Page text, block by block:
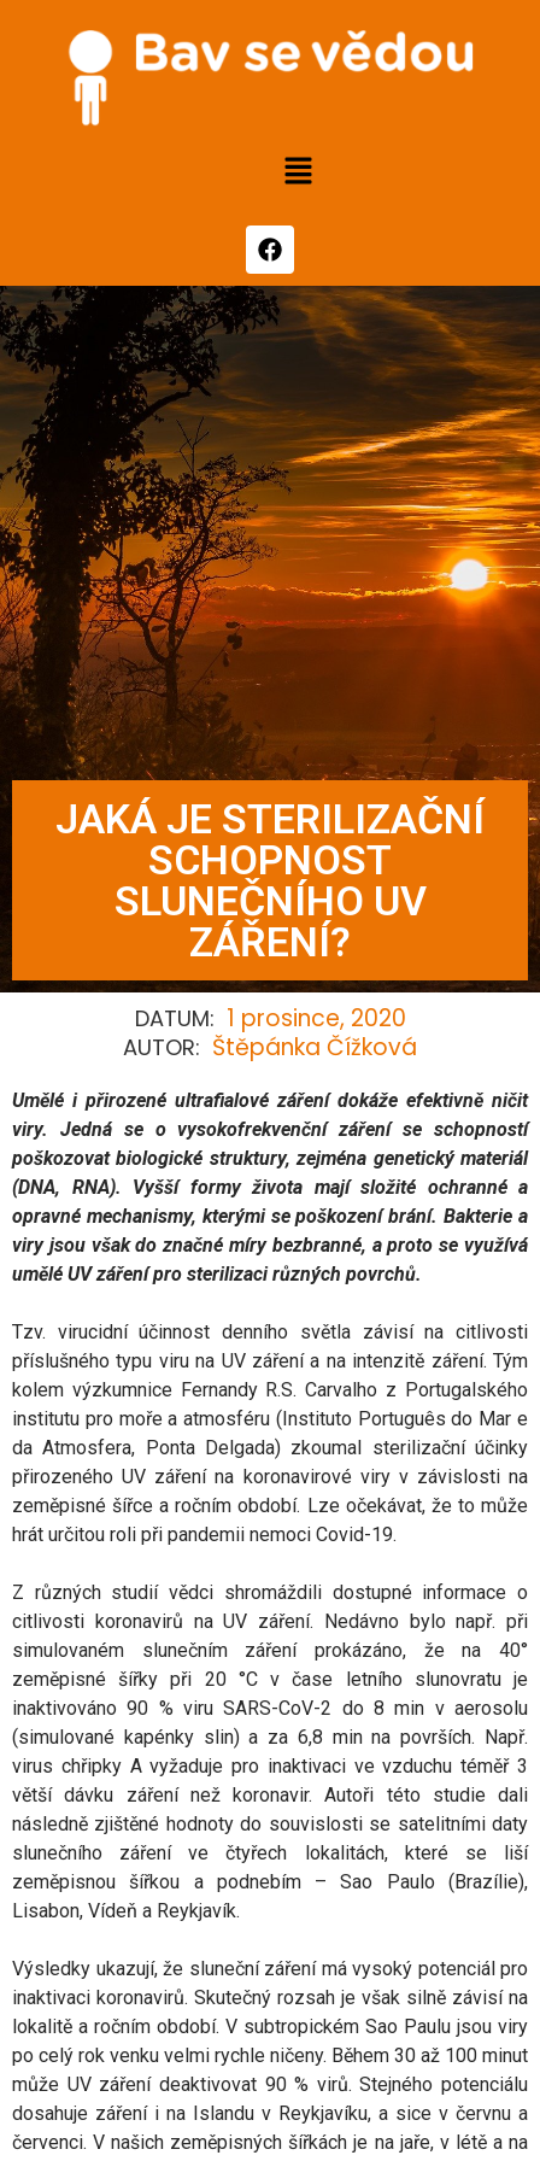
JAKÁ JE STERILIZAČNÍ
SCHOPNOST
SLUNEČNÍHO UV
ZÁŘENÍ?
DATUM: 1 prosince, 2020
AUTOR: Štěpánka Čížková
Umělé i přirozené ultrafialové záření dokáže efektivně ničit
viry. Jedná se o vysokofrekvenční záření se schopností
poškozovat biologické struktury, zejména genetický materiál
(DNA, RNA). Vyšší formy života mají složité ochranné a
opravné mechanismy, kterými se poškození brání. Bakterie a
viry jsou však do značné míry bezbranné, a proto se využívá
umělé UV záření pro sterilizaci různých povrchů.
Tzv. virucidní účinnost denního světla závisí na citlivosti
příslušného typu viru na UV záření a na intenzitě záření. Tým
kolem výzkumnice Fernandy R.S. Carvalho z Portugalského
institutu pro moře a atmosféru (Instituto Português do Mar e
da Atmosfera, Ponta Delgada) zkoumal sterilizační účinky
přirozeného UV záření na koronavirové viry v závislosti na
zeměpisné šířce a ročním období. Lze očekávat, že to může
hrát určitou roli při pandemii nemoci Covid-19.
Z různých studií vědci shromáždili dostupné informace o
citlivosti koronavirů na UV záření. Nedávno bylo např. při
simulovaném slunečním záření prokázáno, že na 40°
zeměpisné šířky při 20 °C v čase letního slunovratu je
inaktivováno 90 % viru SARS-CoV-2 do 8 min v aerosolu
(simulované kapénky slin) a za 6,8 min na površích. Např.
virus chřipky A vyžaduje pro inaktivaci ve vzduchu téměř 3
větší dávku záření než koronavir. Autoři této studie dali
následně zjištěné hodnoty do souvislosti se satelitními daty
slunečního záření ve čtyřech lokalitách, které se liší
zeměpisnou šířkou a podnebím – Sao Paulo (Brazílie),
Lisabon, Vídeň a Reykjavík.
Výsledky ukazují, že sluneční záření má vysoký potenciál pro
inaktivaci koronavirů. Skutečný rozsah je však silně závisí na
lokalitě a ročním období. V subtropickém Sao Paulu jsou viry
po celý rok venku velmi rychle ničeny. Během 30 až 100 minut
může UV záření deaktivovat 90 % virů. Stejného potenciálu
dosahuje záření i na Islandu v Reykjavíku, a sice v červnu a
červenci. V našich zeměpisných šířkách je na jaře, v létě a na